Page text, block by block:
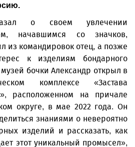
о своем увлечении
начавшимся со значков,
из командировок отец, а позже
к изделиям бондарного
бочки Александр открыл в
комплексе «Застава
расположенном на причале
округе, в мае 2022 года. Он
знаниями о невероятно
изделий и рассказать, как
этот уникальный промысел»,